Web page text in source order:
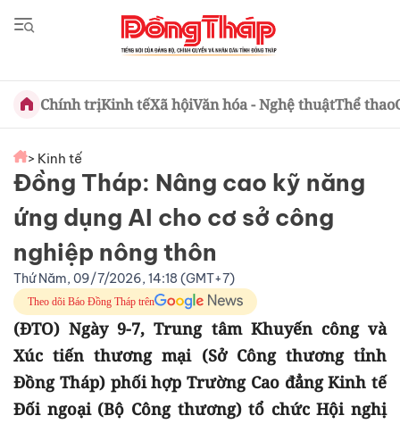
Chính trịKinh tếXã hộiVăn hóa - Nghệ thuậtThể thao
> Kinh tế
Đồng Tháp: Nâng cao kỹ năng
ứng dụng AI cho cơ sở công
nghiệp nông thôn
Thứ Năm, 09/7/2026, 14:18 (GMT+7)
Theo dõi Báo Đồng Tháp trên
(ĐTO) Ngày 9-7, Trung tâm Khuyến công và
Xúc tiến thương mại (Sở Công thương tỉnh
Đồng Tháp) phối hợp Trường Cao đẳng Kinh tế
Đối ngoại (Bộ Công thương) tổ chức Hội nghị